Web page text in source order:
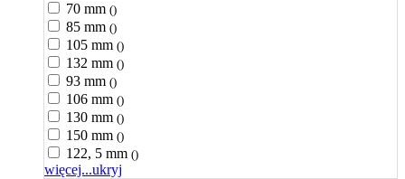
70 mm ()
85 mm ()
105 mm ()
132 mm ()
93 mm ()
106 mm ()
130 mm ()
150 mm ()
122, 5 mm ()
więcej...ukryj